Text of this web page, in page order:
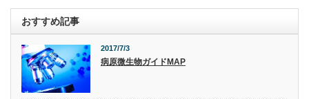
おすすめ記事
2017/7/3
病原微生物ガイドMAP